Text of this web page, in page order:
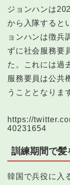
ジョンハンは
から入隊すると
ョンハンは徴兵
ずに社会服務要
た。これには過
服務要員は公共
うこととなりま
https://
40231654
訓練期間で
韓国で兵役に入